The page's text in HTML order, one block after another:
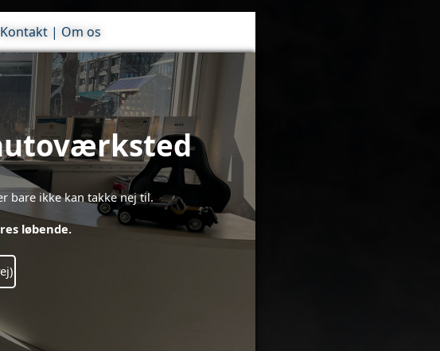
Kontakt | Om os
bare ikke kan takke nej til.
løbende.